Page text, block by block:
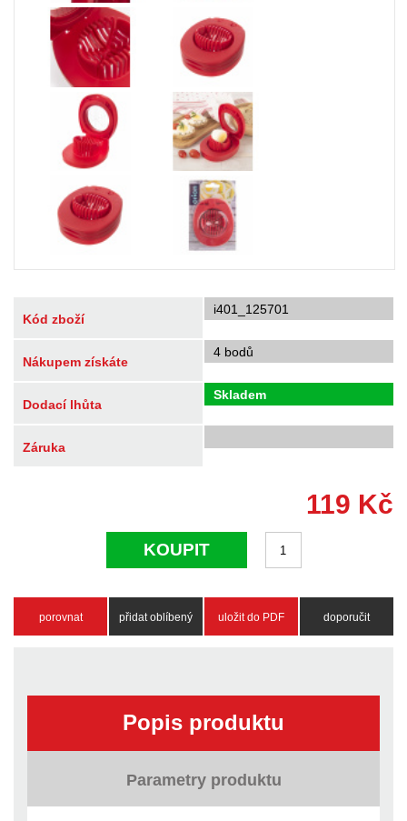
Kód zboží
i401_125701
Nákupem získáte
4 bodů
Dodací lhůta
Skladem
Záruka
119 Kč
KOUPIT
porovnat přidat oblíbený uložit do PDF doporučit
Popis produktu
Parametry produktu